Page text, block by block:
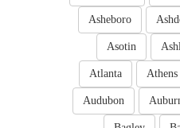
Asheboro
Asotin
Athens
Atlanta
Audubon